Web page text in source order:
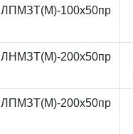
ЛПМЗТ(М)-100x50пр
ЛНМЗТ(М)-200x50пр
ЛПМЗТ(М)-200x50пр